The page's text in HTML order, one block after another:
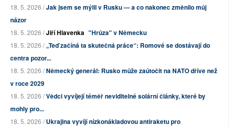
18. 5. 2026 /Jak jsem se mýlil v Rusku — a co nakonec změnilo můj
názor
18. 5. 2026 /Jiří Hlavenka "Hrůza" v Německu
18. 5. 2026 /„Teď začíná ta skutečná práce“: Romové se dostávají do
centra pozor...
18. 5. 2026 /Německý generál: Rusko může zaútočit na NATO dříve než
v roce 2029
18. 5. 2026 /Vědci vyvíjejí téměř neviditelné solární články, které by
mohly pro...
18. 5. 2026 /Ukrajina vyvíjí nízkonákladovou antiraketu pro